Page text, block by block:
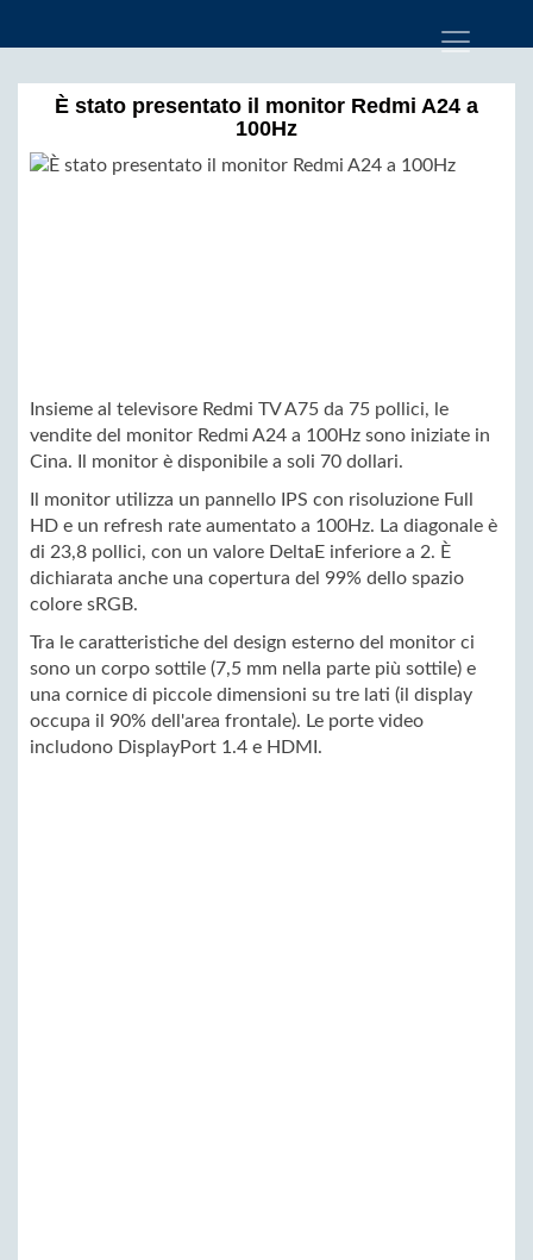
È stato presentato il monitor Redmi A24 a
100Hz
Insieme al televisore Redmi TV A75 da 75 pollici, le
vendite del monitor Redmi A24 a 100Hz sono iniziate in
Cina. Il monitor è disponibile a soli 70 dollari.
Il monitor utilizza un pannello IPS con risoluzione Full
HD e un refresh rate aumentato a 100Hz. La diagonale è
di 23,8 pollici, con un valore DeltaE inferiore a 2. È
dichiarata anche una copertura del 99% dello spazio
colore sRGB.
Tra le caratteristiche del design esterno del monitor ci
sono un corpo sottile (7,5 mm nella parte più sottile) e
una cornice di piccole dimensioni su tre lati (il display
occupa il 90% dell'area frontale). Le porte video
includono DisplayPort 1.4 e HDMI.